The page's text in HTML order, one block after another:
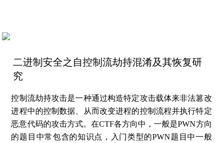
二进制安全之自控制流劫持混淆及其恢复研
究
控制流劫持攻击是一种通过构造特定攻击载体来非法篡改
进程中的控制数据、从而改变进程的控制流程并执行特定
恶意代码的攻击方式。在CTF各方向中，一般是PWN方向
的题目中常包含的知识点，入门类型的PWN题目中一般